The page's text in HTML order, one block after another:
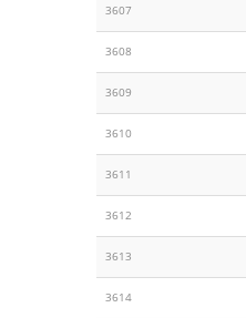
3607
3608
3609
3610
3611
3612
3613
3614